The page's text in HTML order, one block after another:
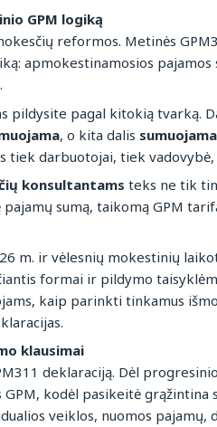
GPM logiką
reformos. Metinės
apmokestinamosios pajamos
pildysite pagal kitokią tvarką.
, o kita dalis sumuojama
tiek darbuotojai, tiek
konsultantams teks ne tik
sumą, taikomą GPM
m. ir vėlesnių mokestinių
formai ir pildymo
kaip parinkti tinkamus
klausimai
deklaraciją. Dėl
GPM, kodėl pasikeitė
veiklos, nuomos